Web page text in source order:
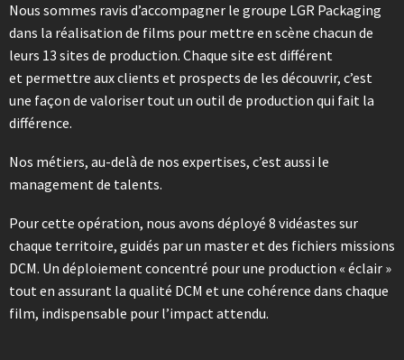
Nous sommes ravis d’accompagner le groupe LGR Packaging
dans la réalisation de films pour mettre en scène chacun de
leurs 13 sites de production. Chaque site est différent
et permettre aux clients et prospects de les découvrir, c’est
une façon de valoriser tout un outil de production qui fait la
différence.
Nos métiers, au-delà de nos expertises, c’est aussi le
management de talents.
Pour cette opération, nous avons déployé 8 vidéastes sur
chaque territoire, guidés par un master et des fichiers missions
DCM. Un déploiement concentré pour une production « éclair »
tout en assurant la qualité DCM et une cohérence dans chaque
film, indispensable pour l’impact attendu.